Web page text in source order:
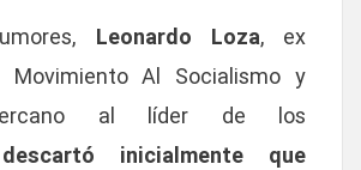
Leonardo Loza, ex
Movimiento Al Socialismo y
al líder de los
descartó inicialmente que